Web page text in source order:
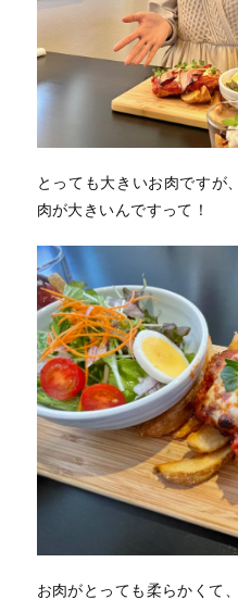
とっても大きいお肉ですが
肉が大きいんですって！
お肉がとっても柔らかくて、